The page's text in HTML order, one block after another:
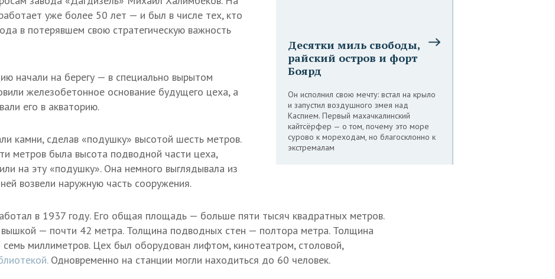
Десятки миль свободы,
райский остров и форт
Боярд
Он исполнил свою мечту: встал на крыло
и запустил воздушного змея над
Каспием. Первый махачкалинский
кайтсёрфер — о том, почему это море
сурово к мореходам, но благосклонно к
экстремалам
уже более 50 лет — и был в числе тех, кто
в потерявшем свою стратегическую важность
начали на берегу — в специально вырытом
железобетонное основание будущего цеха, а
его в акваторию.
камни, сделав «подушку» высотой шесть метров.
метров была высота подводной части цеха,
на эту «подушку». Она немного выглядывала из
возвели наружную часть сооружения.
в 1937 году. Его общая площадь — больше пяти тысяч квадратных метров.
вышкой — почти 42 метра. Толщина подводных стен — полтора метра. Толщина
семь миллиметров. Цех был оборудован лифтом, кинотеатром, столовой,
Одновременно на станции могли находиться до 60 человек.